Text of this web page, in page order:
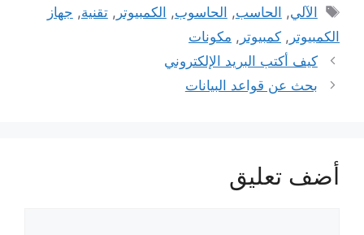
الوسوم
الآلي, الحاسب, الحاسوب, الكمبيوتر ,تقنية, جهاز
الكمبيوتر , كمبيوتر , مكونات
كيف أكتب البريد الإلكتروني
بحث عن قواعد البيانات
أضف تعليق